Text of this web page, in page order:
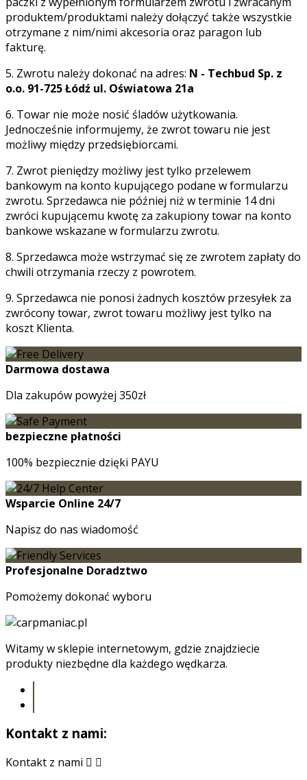
produktem/produktami należy dołączyć także wszystkie
otrzymane z nim/nimi akcesoria oraz paragon lub
fakturę.
5. Zwrotu należy dokonać na adres: N - Techbud Sp. z
o.o. 91-725 Łódź ul. Oświatowa 21a
6. Towar nie może nosić śladów użytkowania.
Jednocześnie informujemy, że zwrot towaru nie jest
możliwy między przedsiębiorcami.
7. Zwrot pieniędzy możliwy jest tylko przelewem
bankowym na konto kupującego podane w formularzu
zwrotu. Sprzedawca nie później niż w terminie 14 dni
zwróci kupującemu kwotę za zakupiony towar na konto
bankowe wskazane w formularzu zwrotu.
8. Sprzedawca może wstrzymać się ze zwrotem zapłaty do
chwili otrzymania rzeczy z powrotem.
9. Sprzedawca nie ponosi żadnych kosztów przesyłek za
zwrócony towar, zwrot towaru możliwy jest tylko na
koszt Klienta.
Darmowa dostawa
Dla zakupów powyżej 350zł
bezpieczne płatności
100% bezpiecznie dzięki PAYU
Wsparcie Online 24/7
Napisz do nas wiadomość
Profesjonalne Doradztwo
Pomożemy dokonać wyboru
Witamy w sklepie internetowym, gdzie znajdziecie
produkty niezbędne dla każdego wędkarza.
Kontakt z nami:
Kontakt z nami  